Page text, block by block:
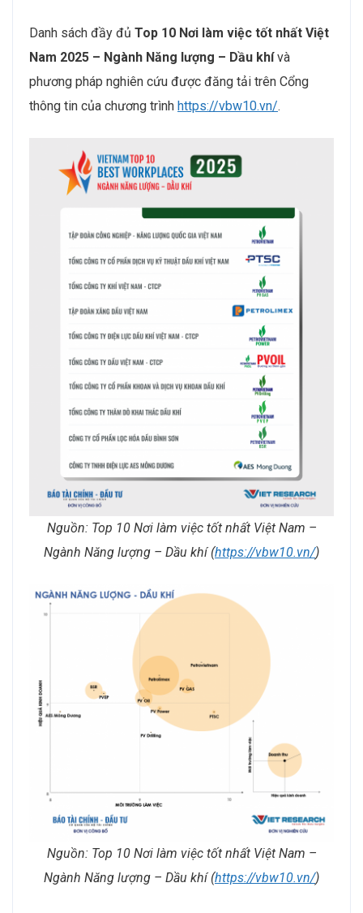
Danh sách đầy đủ Top 10 Nơi làm việc tốt nhất Việt
Nam 2025 – Ngành Năng lượng – Dầu khívà
phương pháp nghiên cứu được đăng tải trên Cổng
thông tin của chương trình https://vbw10.vn/.
Nguồn: Top 10 Nơi làm việc tốt nhất Việt Nam –
Ngành Năng lượng – Dầu khí (https://vbw10.vn/)
Nguồn: Top 10 Nơi làm việc tốt nhất Việt Nam –
Ngành Năng lượng – Dầu khí (https://vbw10.vn/)